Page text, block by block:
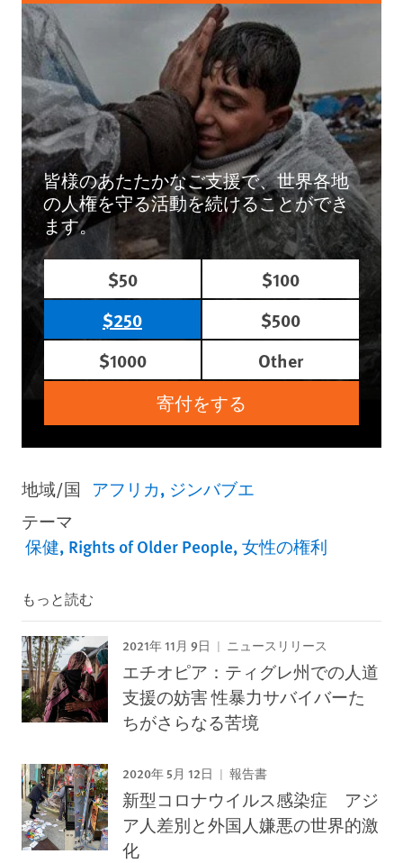
皆様のあたたかなご支援で、世界各地
の人権を守る活動を続けることができ
ます。
$50
$100
$250
$500
$1000
Other
寄付をする
地域/国 アフリカ ジンバブエ
テーマ
保健 Rights of Older People 女性の権利
もっと読む
2021年 11月 9日 ニュースリリース
エチオピア：ティグレ州での人道
支援の妨害 性暴力サバイバーた
ちがさらなる苦境
2020年 5月 12日 報告書
新型コロナウイルス感染症 アジ
ア人差別と外国人嫌悪の世界的激
化